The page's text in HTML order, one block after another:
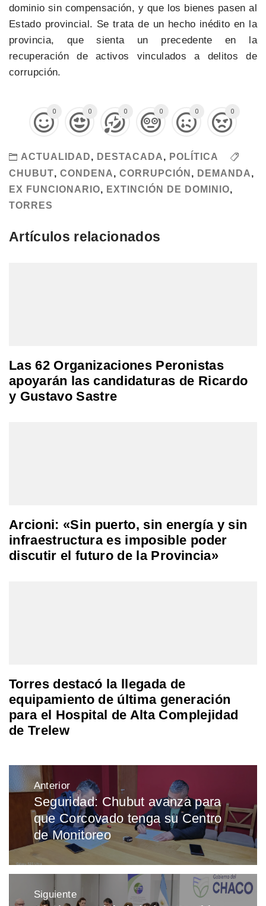
dominio sin compensación, y que los bienes pasen al
Estado provincial. Se trata de un hecho inédito en la
provincia, que sienta un precedente en la
recuperación de activos vinculados a delitos de
corrupción.
0 0 0 0 0 0
ACTUALIDAD, DESTACADA, POLÍTICA
CHUBUT, CONDENA, CORRUPCIÓN, DEMANDA,
EX FUNCIONARIO, EXTINCIÓN DE DOMINIO,
TORRES
Artículos relacionados
Las 62 Organizaciones Peronistas
apoyarán las candidaturas de Ricardo
y Gustavo Sastre
Arcioni: «Sin puerto, sin energía y sin
infraestructura es imposible poder
discutir el futuro de la Provincia»
Torres destacó la llegada de
equipamiento de última generación
para el Hospital de Alta Complejidad
de Trelew
Navegación
de
entradas
Anterior
Entrada
anterior:
Seguridad: Chubut avanza para
que Corcovado tenga su Centro
de Monitoreo
Siguiente